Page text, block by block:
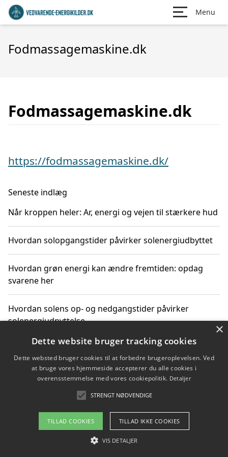
Menu
Fodmassagemaskine.dk
Fodmassagemaskine.dk
https://fodmassagemaskine.dk/
Seneste indlæg
Når kroppen heler: Ar, energi og vejen til stærkere hud
Hvordan solopgangstider påvirker solenergiudbyttet
Hvordan grøn energi kan ændre fremtiden: opdag
svarene her
Hvordan solens op- og nedgangstider påvirker
solenergiudnyttelse
Hvordan du får svar på energispørgsmål om
vedvarende energikilder
Om / kontakt
Blog Betingelser
×
Dette website bruger tracking cookies
Dette websted bruger cookies til at forbedre brugeroplevelsen. Ved
at bruge vores hjemmeside accepterer du alle cookies i
overensstemmelse med vores cookiepolitik. Detaljer
STRENGT NØDVENDIGE
TILLAD COOKIES TILLAD IKKE COOKIES
VIS DETALJER